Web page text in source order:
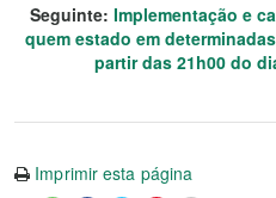
Seguinte: Implementação e
quem estado em
partir das 21h00 do
Imprimir esta página